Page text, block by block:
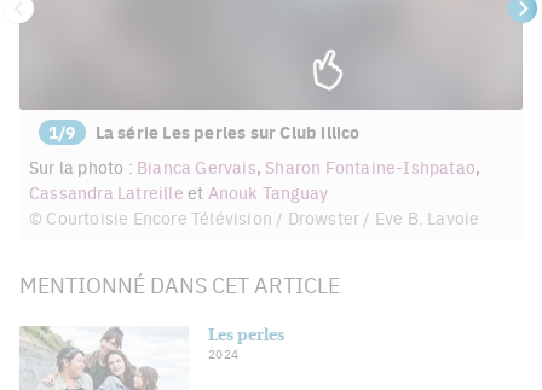
1/9
La série Les perles sur Club illico
Sur la photo : Bianca Gervais, Sharon Fontaine-Ishpatao,
Cassandra Latreille et Anouk Tanguay
© Courtoisie Encore Télévision / Drowster / Eve B. Lavoie
Précédent
MENTIONNÉ DANS CET ARTICLE
Les perles
2024